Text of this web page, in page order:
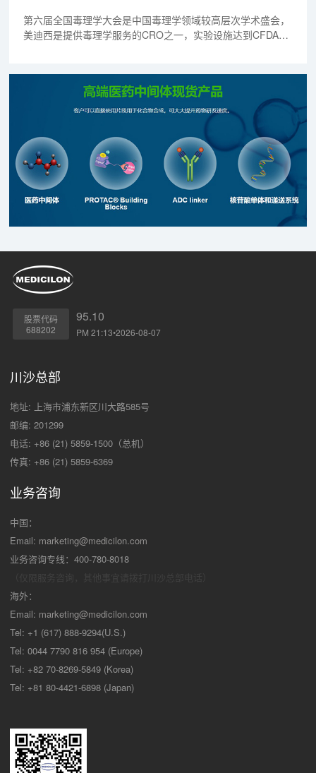
第六届全国毒理学大会是中国毒理学领域较高层次学术盛会，
美迪西是提供毒理学服务的CRO之一，实验设施达到CFDA和
股票代码
688202
95.10
PM 21:13•2026-08-07
川沙总部
地址: 上海市浦东新区川大路585号
邮编: 201299
电话: +86 (21) 5859-1500（总机）
传真: +86 (21) 5859-6369
业务咨询
中国：
Email: marketing@medicilon.com
业务咨询专线：400-780-8018
海外：
Email: marketing@medicilon.com
Tel: +1 (617) 888-9294(U.S.)
Tel: 0044 7790 816 954 (Europe)
Tel: +82 70-8269-5849 (Korea)
Tel: +81 80-4421-6898 (Japan)